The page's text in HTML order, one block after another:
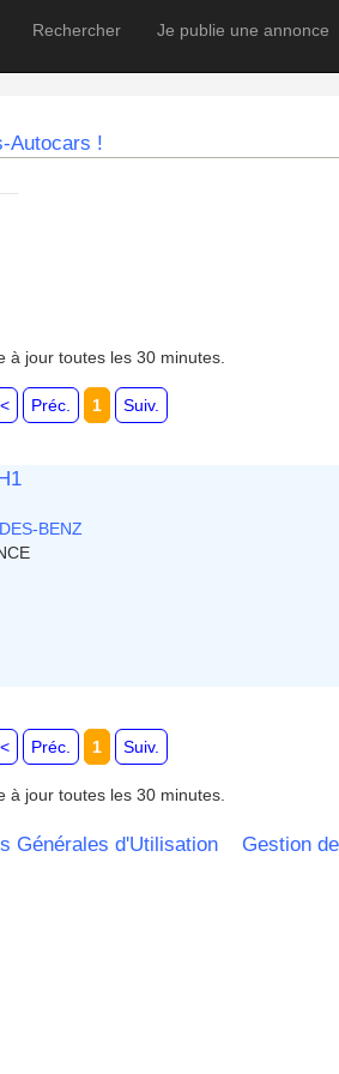
Rechercher Je publie une annonce
Autocars !
à jour toutes les 30 minutes.
Préc. 1 Suiv.
BENZ
Préc. 1 Suiv.
à jour toutes les 30 minutes.
Générales d'Utilisation Gestion